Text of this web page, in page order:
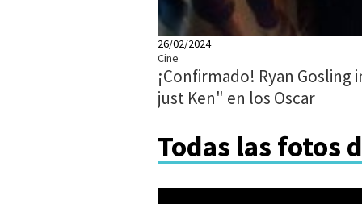
26/02/2024
Cine
¡Confirmado! Ryan
just Ken" en los Oscar
Todas las fotos